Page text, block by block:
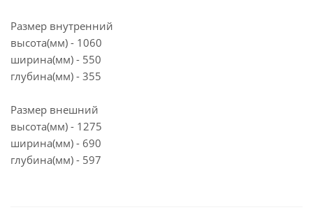
Размер внутренний
высота(мм) - 1060
ширина(мм) - 550
глубина(мм) - 355
Размер внешний
высота(мм) - 1275
ширина(мм) - 690
глубина(мм) - 597